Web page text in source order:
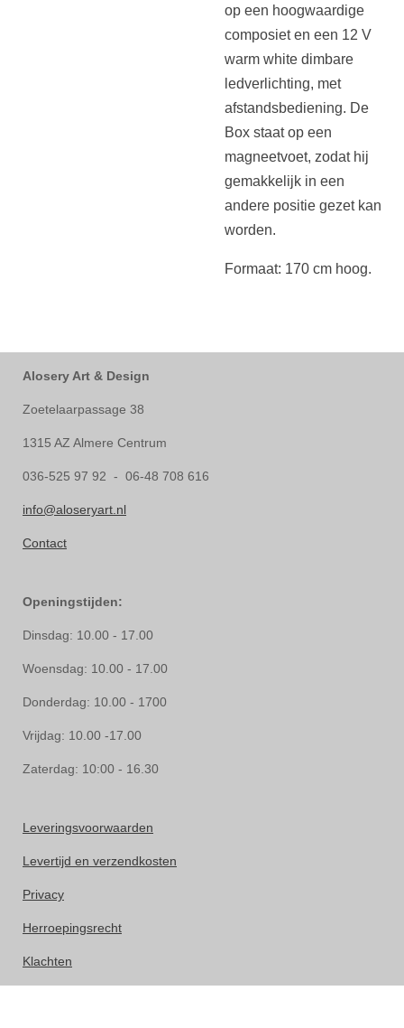
op een hoogwaardige
composiet en een 12 V
warm white dimbare
ledverlichting, met
afstandsbediening. De
Box staat op een
magneetvoet, zodat hij
gemakkelijk in een
andere positie gezet kan
worden.
Formaat: 170 cm hoog.
Alosery Art & Design
Zoetelaarpassage 38
1315 AZ Almere Centrum
036-525 97 92 - 06-48 708 616
info@aloseryart.nl
Contact
Openingstijden:
Dinsdag: 10.00 - 17.00
Woensdag: 10.00 - 17.00
Donderdag: 10.00 - 1700
Vrijdag: 10.00 -17.00
Zaterdag: 10:00 - 16.30
Leveringsvoorwaarden
Levertijd en verzendkosten
Privacy
Herroepingsrecht
Klachten